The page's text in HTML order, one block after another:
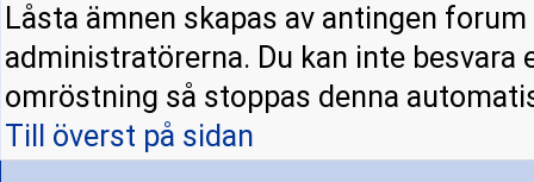
Låsta ämnen skapas av antingen
administratörerna. Du kan inte
omröstning så stoppas denna
Till överst på sidan